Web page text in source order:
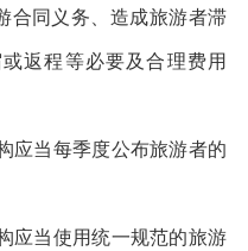
同义务、造成旅游者滞
返程等必要及合理费用
应当每季度公布旅游者的
应当使用统一规范的旅游